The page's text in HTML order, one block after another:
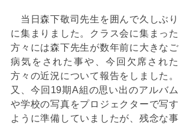
当日森下敬司先生を囲んで久しぶり
に集まりました。クラス会に集まった
方々には森下先生が数年前に大きなご
病気をされた事や、今回欠席された
方々の近況について報告をしました。
又、今回19期A組の思い出のアルバム
や学校の写真をプロジェクターで写す
ように準備していましたが、残念な事